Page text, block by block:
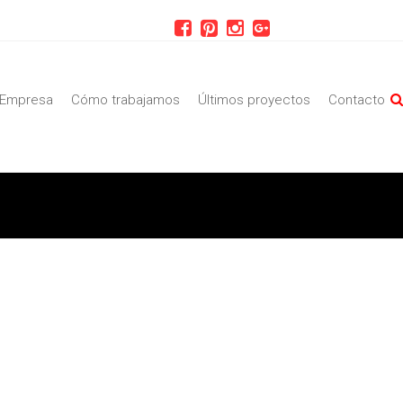
Empresa Cómo trabajamos Últimos proyectos Contacto